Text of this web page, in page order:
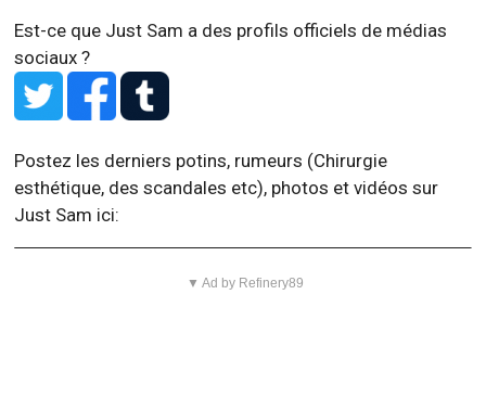
Est-ce que Just Sam a des profils officiels de médias
sociaux ?
Postez les derniers potins, rumeurs (Chirurgie
esthétique, des scandales etc), photos et vidéos sur
Just Sam ici:
▼ Ad by Refinery89